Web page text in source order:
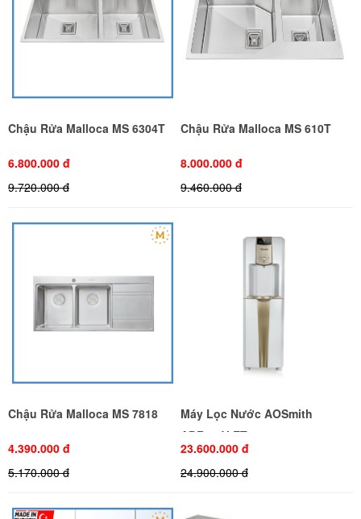
Chậu Rửa Malloca MS 6304T
6.800.000 đ
9.720.000 đ
Chậu Rửa Malloca MS 610T
8.000.000 đ
9.460.000 đ
Chậu Rửa Malloca MS 7818
4.390.000 đ
5.170.000 đ
Máy Lọc Nước AOSmith
ADR75-V-ET-1
23.600.000 đ
24.900.000 đ